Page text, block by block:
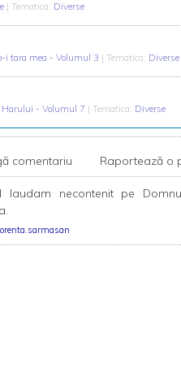
| Tematica: Diverse
i tara mea - Volumul 3 | Tematica: Diverse
Harului - Volumul 7 | Tematica: Diverse
comentariu Raportează o
laudam necontenit pe